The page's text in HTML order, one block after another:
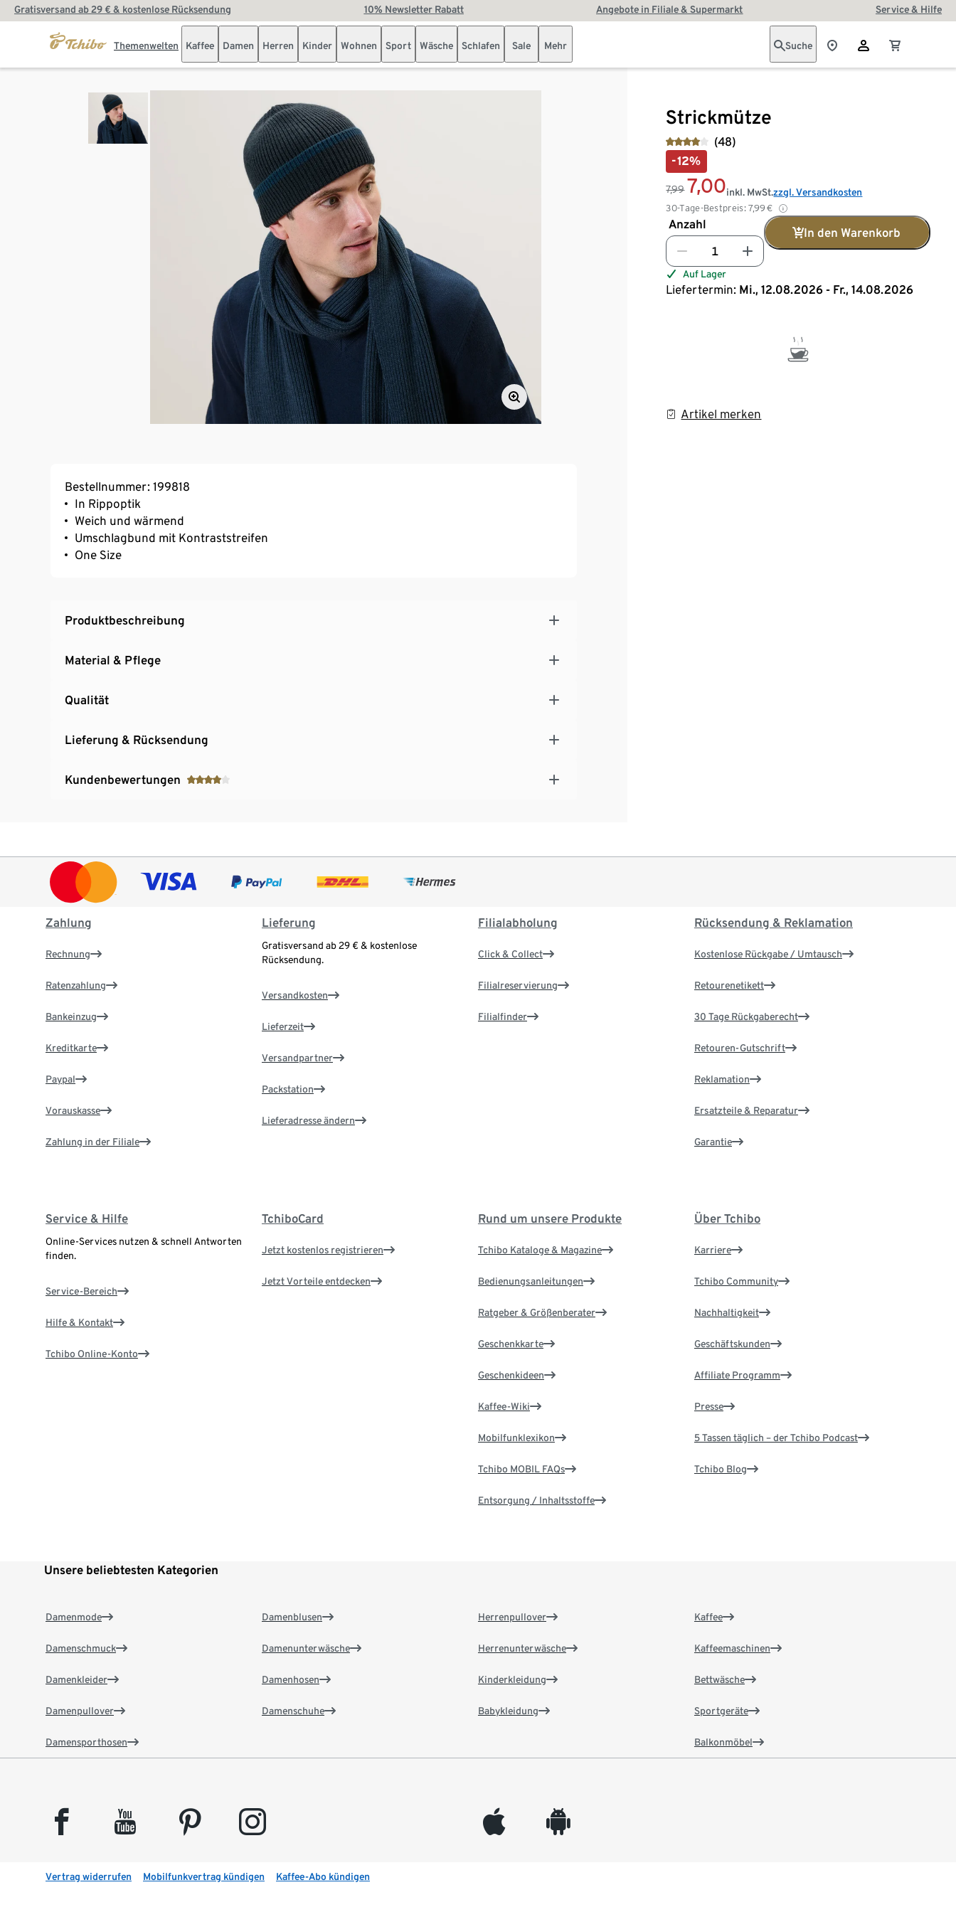
Gratisversand ab 29 € & kostenlose Rücksendung 10% Newsletter Rabatt Angebote in Filiale & Supermarkt Service & Hilfe
Themenwelten Kaffee Damen Herren Kinder Wohnen Sport Wäsche Schlafen Sale Mehr Suche
Strickmütze
(48)
-12%
7,99 7,00
30-Tage-Bestpreis: 7,99€
inkl. MwSt.zzgl. Versandkosten
Anzahl
In den Warenkorb
Auf Lager
Liefertermin: Mi., 12.08.2026 - Fr., 14.08.2026
Artikel merken
Bestellnummer: 199818
In Rippoptik
Weich und wärmend
Umschlagbund mit Kontraststreifen
One Size
Produktbeschreibung
Material & Pflege
Qualität
Lieferung & Rücksendung
Kundenbewertungen
Zahlung
Rechnung
Ratenzahlung
Bankeinzug
Kreditkarte
Paypal
Vorauskasse
Zahlung in der Filiale
Lieferung
Gratisversand ab 29 € & kostenlose
Rücksendung.
Versandkosten
Lieferzeit
Versandpartner
Packstation
Lieferadresse ändern
Filialabholung
Click & Collect
Filialreservierung
Filialfinder
Rücksendung & Reklamation
Kostenlose Rückgabe / Umtausch
Retourenetikett
30 Tage Rückgaberecht
Retouren-Gutschrift
Reklamation
Ersatzteile & Reparatur
Garantie
Service & Hilfe
Online-Services nutzen & schnell Antworten
finden.
Service-Bereich
Hilfe & Kontakt
Tchibo Online-Konto
TchiboCard
Jetzt kostenlos registrieren
Jetzt Vorteile entdecken
Rund um unsere Produkte
Tchibo Kataloge & Magazine
Bedienungsanleitungen
Ratgeber & Größenberater
Geschenkkarte
Geschenkideen
Kaffee-Wiki
Mobilfunklexikon
Tchibo MOBIL FAQs
Entsorgung / Inhaltsstoffe
Über Tchibo
Karriere
Tchibo Community
Nachhaltigkeit
Geschäftskunden
Affiliate Programm
Presse
5 Tassen täglich – der Tchibo Podcast
Tchibo Blog
Unsere beliebtesten Kategorien
Damenmode
Damenschmuck
Damenkleider
Damenpullover
Damensporthosen
Damenblusen
Damenunterwäsche
Damenhosen
Damenschuhe
Herrenpullover
Herrenunterwäsche
Kinderkleidung
Babykleidung
Kaffee
Kaffeemaschinen
Bettwäsche
Sportgeräte
Balkonmöbel
facebook youtube pinterest instagram appleinc android
Vertrag widerrufen Mobilfunkvertrag kündigen Kaffee-Abo kündigen